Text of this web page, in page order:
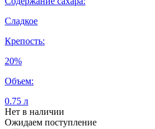
Сладкое
Крепость:
20%
Объем:
0.75 л
Нет в наличии
Ожидаем поступление